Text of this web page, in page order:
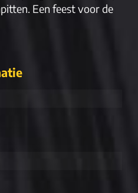
Een feest voor de